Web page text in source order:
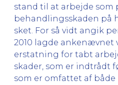
stand til at arbejde som
behandlingsskaden på
sket. For så vidt angik
2010 lagde ankenævnet
erstatning for tabt
skader, som er indtrådt
som er omfattet af både